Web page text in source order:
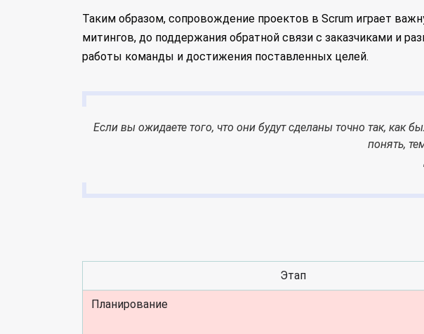
Таким образом, сопровождение проектов в Scrum играет
митингов, до поддержания обратной связи с заказчиками и
работы команды и достижения поставленных целей.
Если вы ожидаете того, что они будут сделаны точно так, как
понять,
Этап
Планирование